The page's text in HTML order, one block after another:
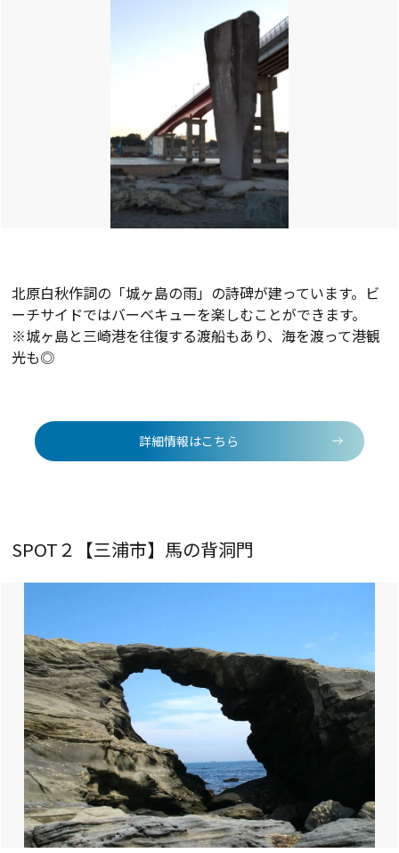
北原白秋作詞の「城ヶ島の雨」の詩碑が建っています。ビ
ーチサイドではバーベキューを楽しむことができます。
※城ヶ島と三崎港を往復する渡船もあり、海を渡って港観
光も◎
詳細情報はこちら
SPOT２【三浦市】馬の背洞門